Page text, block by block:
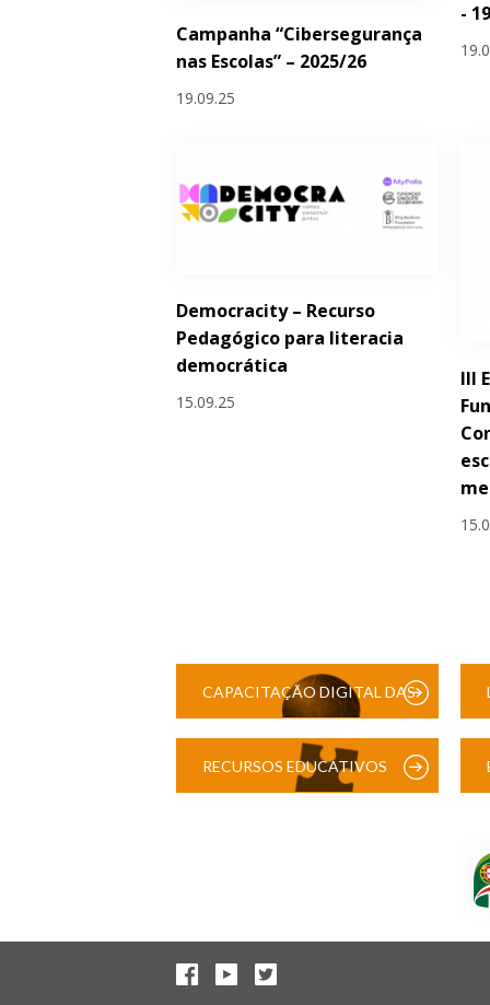
Campanha “Cibersegurança
nas Escolas” – 2025/26
19.09.25
-
Democracity – Recurso
Pedagógico para literacia
democrática
15.09.25
III
CAPACITAÇÃO DIGITAL DAS
RECURSOS EDUCATIVOS